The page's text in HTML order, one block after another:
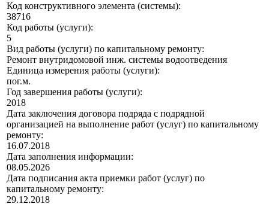
Код конструктивного элемента (системы):
38716
Код работы (услуги):
5
Вид работы (услуги) по капитальному ремонту:
Ремонт внутридомовой инж. системы водоотведения
Единица измерения работы (услуги):
пог.м.
Год завершения работы (услуги):
2018
Дата заключения договора подряда с подрядной
организацией на выполнение работ (услуг) по капитальному
ремонту:
16.07.2018
Дата заполнения информации:
08.05.2026
Дата подписания акта приемки работ (услуг) по
капитальному ремонту:
29.12.2018